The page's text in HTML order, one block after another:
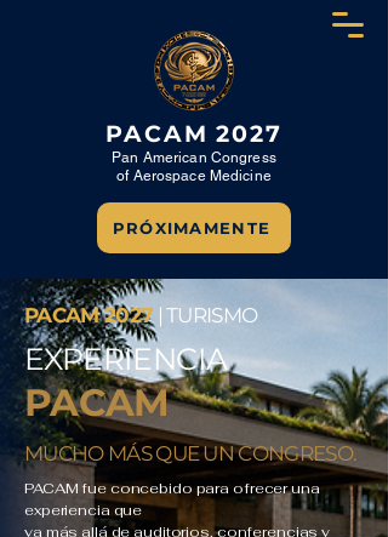
PACAM 2027
Pan American Congress
of Aerospace Medicine
PRÓXIMAMENTE
PACAM 2027 | TURISMO
EXPERIENCIA
PACAM
MUCHO MÁS QUE UN CONGRESO.
PACAM fue concebido para ofrecer una
experiencia que
va más allá de auditorios, conferencias y